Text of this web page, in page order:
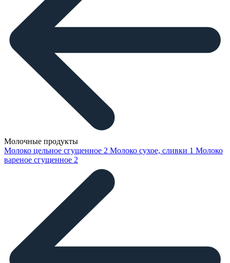
Молочные продукты
Молоко цельное сгущенное 2 Молоко сухое, сливки 1 Молоко
вареное сгущенное 2